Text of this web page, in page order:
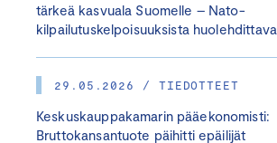
tärkeä kasvuala Suomelle – Nato-
kilpailutuskelpoisuuksista huolehdittava
29.05.2026 / TIEDOTTEET
Keskuskauppakamarin pääekonomisti:
Bruttokansantuote päihitti epäilijät